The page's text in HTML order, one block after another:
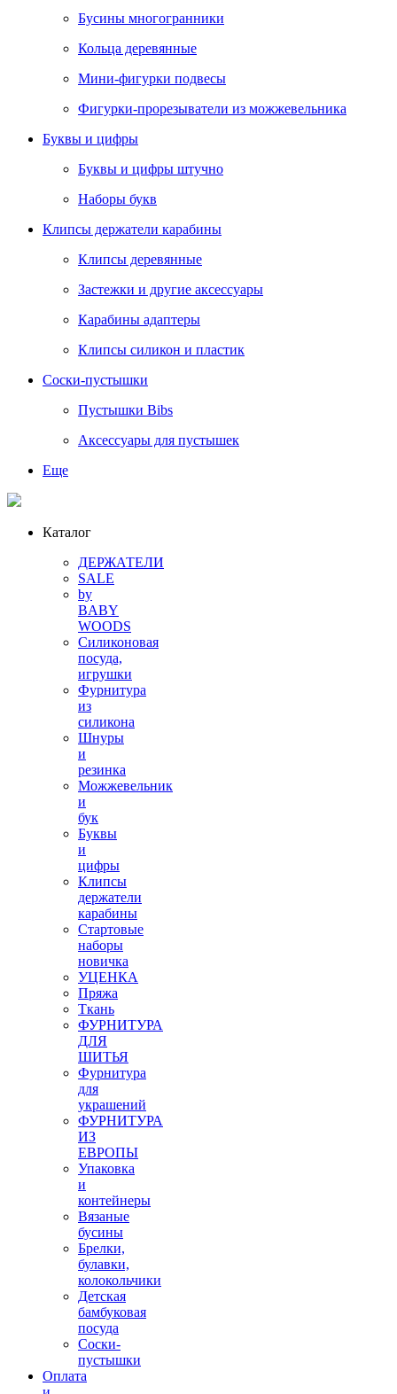
Бусины многогранники
Кольца деревянные
Мини-фигурки подвесы
Фигурки-прорезыватели из можжевельника
Буквы и цифры
Буквы и цифры штучно
Наборы букв
Клипсы держатели карабины
Клипсы деревянные
Застежки и другие аксессуары
Карабины адаптеры
Клипсы силикон и пластик
Соски-пустышки
Пустышки Bibs
Аксессуары для пустышек
Еще
Каталог
ДЕРЖАТЕЛИ
SALE
by
BABY
WOODS
Силиконовая
посуда,
игрушки
Фурнитура
из
силикона
Шнуры
и
резинка
Можжевельник
и
бук
Буквы
и
цифры
Клипсы
держатели
карабины
Стартовые
наборы
новичка
УЦЕНКА
Пряжа
Ткань
ФУРНИТУРА
ДЛЯ
ШИТЬЯ
Фурнитура
для
украшений
ФУРНИТУРА
ИЗ
ЕВРОПЫ
Упаковка
и
контейнеры
Вязаные
бусины
Брелки,
булавки,
колокольчики
Детская
бамбуковая
посуда
Соски-
пустышки
Оплата